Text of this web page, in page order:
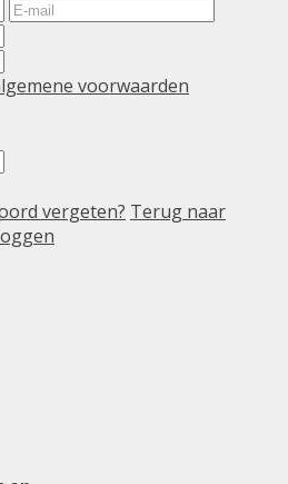
voorwaarden
vergeten? Terug naar